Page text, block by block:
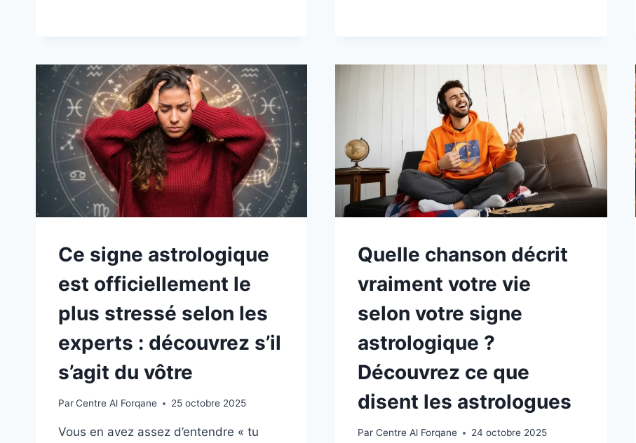
Ce signe astrologique
est officiellement le
plus stressé selon les
experts : découvrez s’il
s’agit du vôtre
ParCentre Al Forqane 25 octobre 2025
Vous en avez assez d’entendre « tu
Quelle chanson décrit
vraiment votre vie
selon votre signe
astrologique ?
Découvrez ce que
disent les astrologues
Par Centre Al Forqane 24 octobre 2025